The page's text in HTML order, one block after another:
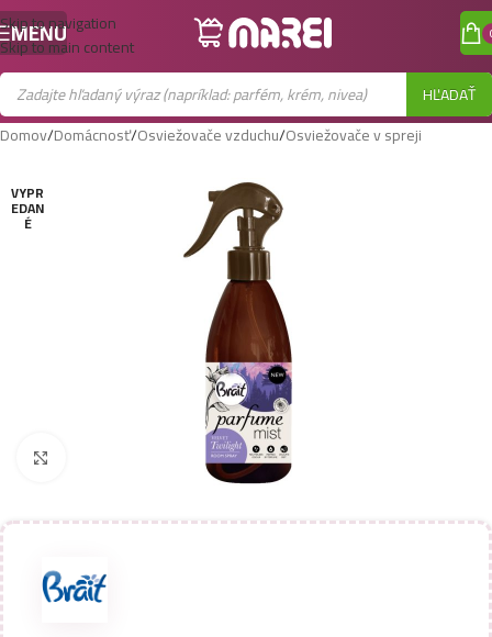
Skip to navigation
Skip to main content
MENU
HĽADAŤ
Domov/Domácnosť/Osviežovače vzduchu/Osviežovače v spreji
VYPR
EDAN
É